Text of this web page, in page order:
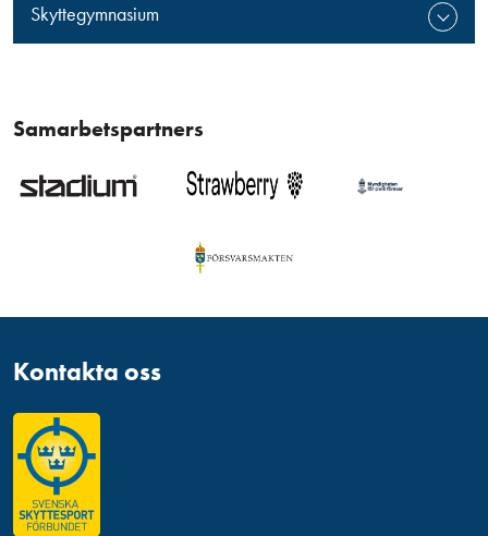
Skyttegymnasium
Samarbetspartners
Kontakta oss